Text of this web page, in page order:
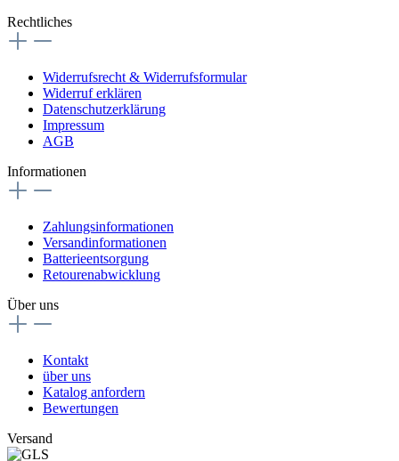
Rechtliches
Widerrufsrecht & Widerrufsformular
Widerruf erklären
Datenschutzerklärung
Impressum
AGB
Informationen
Zahlungsinformationen
Versandinformationen
Batterieentsorgung
Retourenabwicklung
Über uns
Kontakt
über uns
Katalog anfordern
Bewertungen
Versand